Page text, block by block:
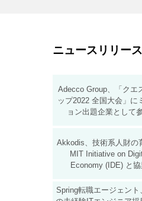
ニュースリリー
Adecco Group、「クエ
ップ2022 全国大会」に
ョン出題企業として
Akkodis、技術系人財の
MIT Initiative on
Economy (IDE) と協
Spring転職エージェント